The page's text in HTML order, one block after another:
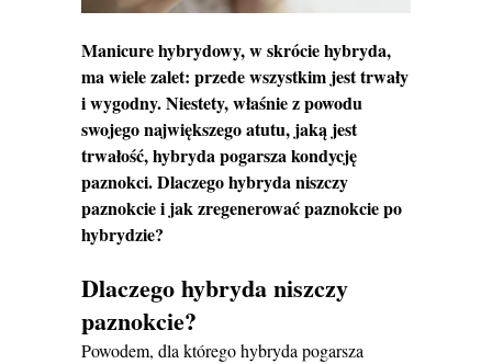
Manicure hybrydowy, w skrócie hybryda,
ma wiele zalet: przede wszystkim jest trwały
i wygodny. Niestety, właśnie z powodu
swojego największego atutu, jaką jest
trwałość, hybryda pogarsza kondycję
paznokci. Dlaczego hybryda niszczy
paznokcie i jak zregenerować paznokcie po
hybrydzie?
Dlaczego hybryda niszczy
paznokcie?
Powodem, dla którego hybryda pogarsza